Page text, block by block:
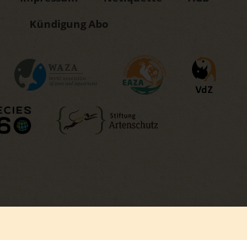
Kündigung Abo